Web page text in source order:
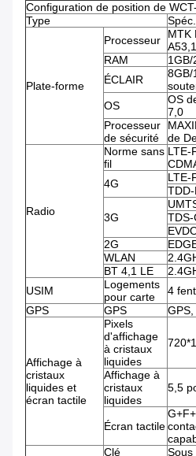
Configuration de position de
Type
Plate-forme
Processeur
MTK
RAM
1GB/
ÉCLAIR
8GB/
OS
OS
7,0
Processeur
de sécurité
de
Radio
Norme sans
fil
LTE-
4G
LTE-
3G
TDS-
2G
WLAN
BT 4,1 LE
USIM
Logements
pour carte
4
GPS
GPS
Affichage à
cristaux
liquides et
écran tactile
Pixels
d'affichage
à cristaux
liquides
Affichage à
cristaux
liquides
5,5
Écran tactile
Clé
Sous